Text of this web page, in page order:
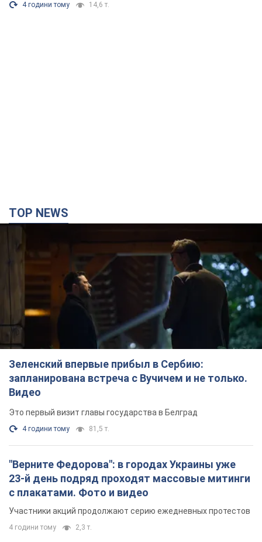
Зеленский впервые прибыл в Сербию:
запланирована встреча с Вучичем и не только.
Видео
Это первый визит главы государства в Белград
4 години тому
"Верните Федорова": в городах Украины уже
23-й день подряд проходят массовые митинги
с плакатами. Фото и видео
Участники акций продолжают серию ежедневных протестов
4 години тому 2,3 т.
Сенат США одобрил законопроект Грэма о
санкциях против России: что дальше
Документ предусматривает новые экономические
ограничения